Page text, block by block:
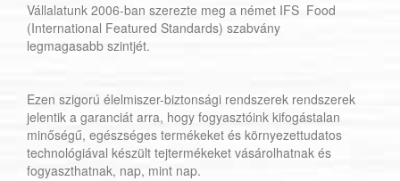
Vállalatunk 2006-ban szerezte meg a német IFS Food
(International Featured Standards) szabvány
legmagasabb szintjét.
Ezen szigorú élelmiszer-biztonsági rendszerek rendszerek
jelentik a garanciát arra, hogy fogyasztóink kifogástalan
minőségű, egészséges termékeket és környezettudatos
technológiával készült tejtermékeket vásárolhatnak és
fogyaszthatnak, nap, mint nap.